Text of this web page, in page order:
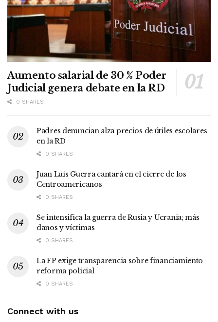
Aumento salarial de 30 % Poder
Judicial genera debate en la RD
0 SHARES
Padres denuncian alza precios de útiles escolares
en la RD
0 SHARES
Juan Luis Guerra cantará en el cierre de los
Centroamericanos
0 SHARES
Se intensifica la guerra de Rusia y Ucrania; más
daños y víctimas
0 SHARES
La FP exige transparencia sobre financiamiento
reforma policial
0 SHARES
Connect with us